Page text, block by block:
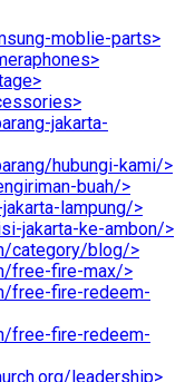
moblie-parts>
jakarta-
hubungi-kami/>
buah/>
lampung/>
jakarta-ke-ambon/>
category/blog/>
free-fire-max/>
free-fire-redeem-
free-fire-redeem-
leadership>